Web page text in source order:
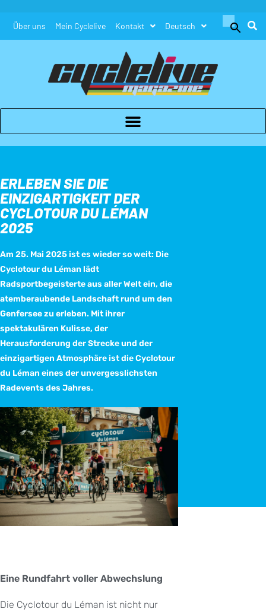
Über uns Mein Cyclelive Kontakt Deutsch
Search
Search Button
ERLEBEN SIE DIE
EINZIGARTIGKEIT DER
CYCLOTOUR DU LÉMAN
2025
Am 25. Mai 2025 ist es wieder so weit: Die
Cyclotour du Léman lädt
Radsportbegeisterte aus aller Welt ein, die
atemberaubende Landschaft rund um den
Genfersee zu erleben. Mit ihrer
spektakulären Kulisse, der
Herausforderung der Strecke und der
einzigartigen Atmosphäre ist die Cyclotour
du Léman eines der unvergesslichsten
Radevents des Jahres.
Eine Rundfahrt voller Abwechslung
Die Cyclotour du Léman ist nicht nur